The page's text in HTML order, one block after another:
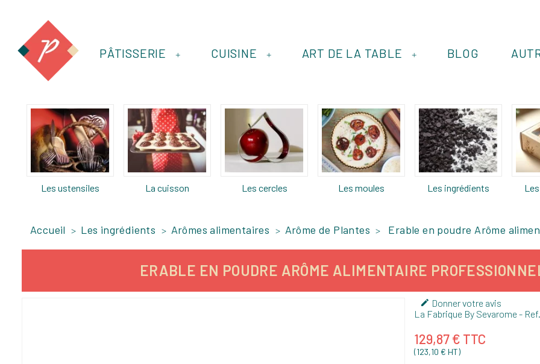
+
PÂTISSERIE +
CUISINE +
ART DE LA TABLE BLOG
Les ustensiles La cuisson Les cercles Les moules Les ingrédients
Accueil Les ingrédients Arômes alimentaires Arôme de Plantes Erable en poudre Arôme
ERABLE EN POUDRE ARÔME ALIMENTAIRE
 Donner votre avis
La Fabrique By Sevarome - Ref.
129,87 € TTC
(123,10 € HT)